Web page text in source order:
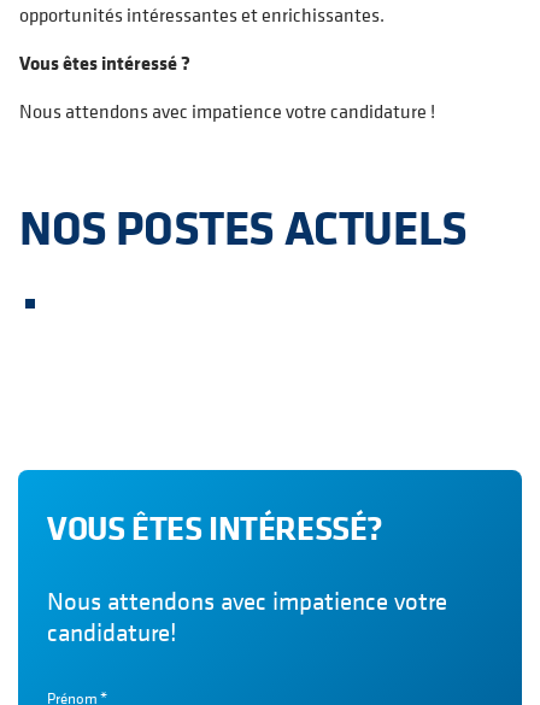
opportunités intéressantes et enrichissantes.
Vous êtes intéressé ?
Nous attendons avec impatience votre candidature !
NOS POSTES ACTUELS
VOUS ÊTES INTÉRESSÉ?
Nous attendons avec impatience votre
candidature!
Prénom*